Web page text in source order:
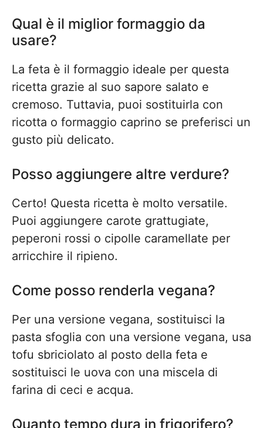
Qual è il miglior formaggio da
usare?
La feta è il formaggio ideale per questa
ricetta grazie al suo sapore salato e
cremoso. Tuttavia, puoi sostituirla con
ricotta o formaggio caprino se preferisci un
gusto più delicato.
Posso aggiungere altre verdure?
Certo! Questa ricetta è molto versatile.
Puoi aggiungere carote grattugiate,
peperoni rossi o cipolle caramellate per
arricchire il ripieno.
Come posso renderla vegana?
Per una versione vegana, sostituisci la
pasta sfoglia con una versione vegana, usa
tofu sbriciolato al posto della feta e
sostituisci le uova con una miscela di
farina di ceci e acqua.
Quanto tempo dura in frigorifero?